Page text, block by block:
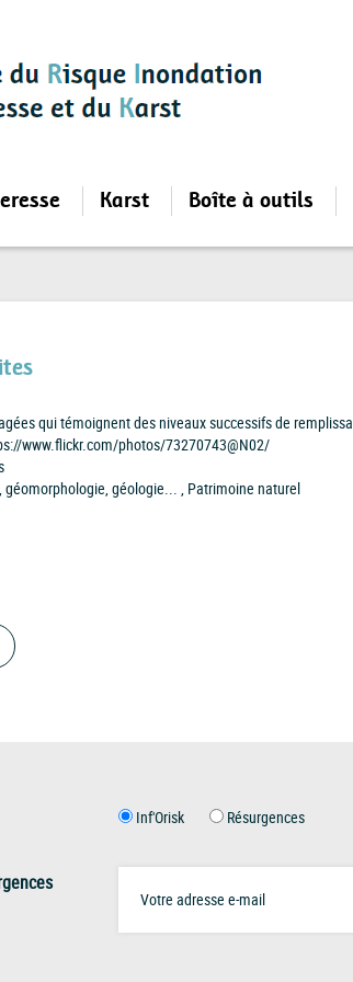
Karst Boîte à outils
qui témoignent des niveaux successifs de
www.flickr.com/photos/73270743@N02/
géomorphologie, géologie... , Patrimoine naturel
Inf'Orisk Résurgences